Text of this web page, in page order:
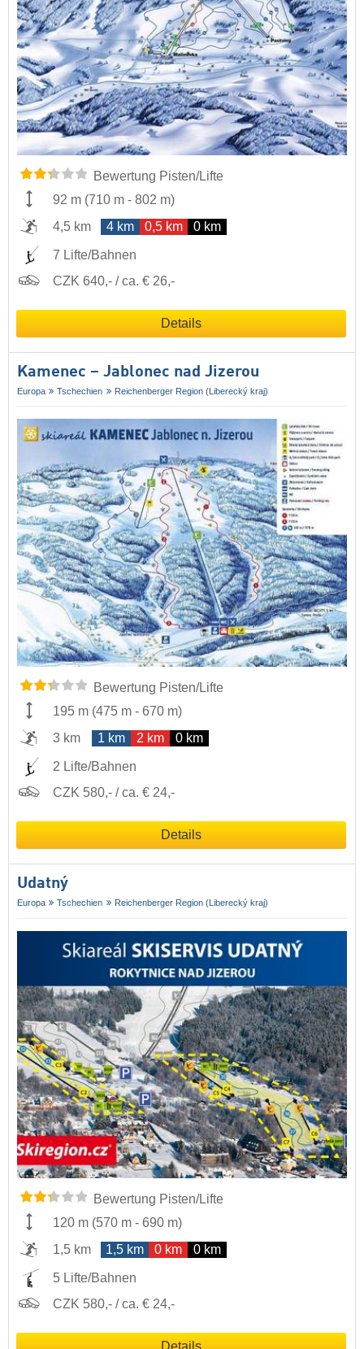
Bewertung Pisten/Lifte
92 m (710 m - 802 m)
4,5 km
4 km 0,5 km 0 km
7 Lifte/Bahnen
CZK 640,- / ca. € 26,-
Details
Kamenec – Jablonec nad Jizerou
Europa Tschechien Reichenberger Region (Liberecký kraj)
Bewertung Pisten/Lifte
195 m (475 m - 670 m)
3 km
1 km 2 km 0 km
2 Lifte/Bahnen
CZK 580,- / ca. € 24,-
Details
Udatný
Europa Tschechien Reichenberger Region (Liberecký kraj)
Bewertung Pisten/Lifte
120 m (570 m - 690 m)
1,5 km
1,5 km 0 km 0 km
5 Lifte/Bahnen
CZK 580,- / ca. € 24,-